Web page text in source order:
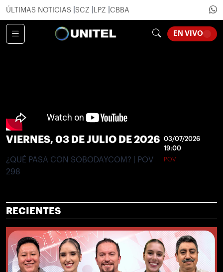
ÚLTIMAS NOTICIAS SCZ LPZ CBBA
EN VIVO LOADING...
VIERNES, 03 DE JULIO DE 2026
¿QUÉ PASA CON SOBODAYCOM? | POV
298
03/07/2026
19:00
POV
RECIENTES